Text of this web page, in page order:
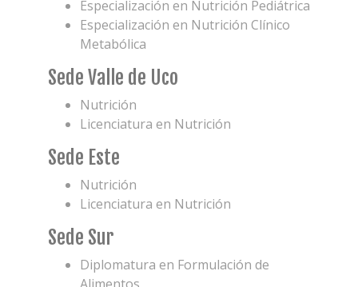
Especialización en Nutrición Pediátrica
Especialización en Nutrición Clínico
Metabólica
Sede Valle de Uco
Nutrición
Licenciatura en Nutrición
Sede Este
Nutrición
Licenciatura en Nutrición
Sede Sur
Diplomatura en Formulación de